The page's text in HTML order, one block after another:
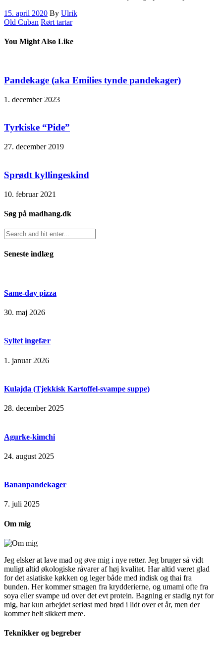
15. april 2020 By Ulrik
Old Cuban Rørt tartar
You Might Also Like
Pandekage (aka Emilies tynde pandekager)
1. december 2023
Tyrkiske “Pide”
27. december 2019
Sprødt kyllingeskind
10. februar 2021
Søg på madhang.dk
Seneste indlæg
Same-day pizza
30. maj 2026
Syltet ingefær
1. januar 2026
Kulajda (Tjekkisk Kartoffel-svampe suppe)
28. december 2025
Agurke-kimchi
24. august 2025
Bananpandekager
7. juli 2025
Om mig
Jeg elsker at lave mad og øve mig i nye retter. Jeg bruger så vidt
muligt altid økologiske råvarer af høj kvalitet. Har altid været glad
for det asiatiske køkken og leger både med indisk og thai fra
bunden. Her kommer smagen fra krydderierne, og umami ofte fra
soya eller svampe ud over det evt protein. Bagning er stadig nyt for
mig, har kun arbejdet seriøst med brød i lidt over et år, men der
kommer helt sikkert mere.
Teknikker og begreber